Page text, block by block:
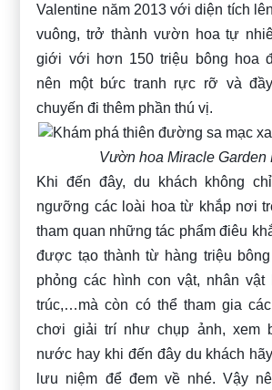
Valentine năm 2013 với diện tích
vuông, trở thành vườn hoa tự
giới với hơn 150 triệu bông hoa
nên một bức tranh rực rỡ và
chuyến đi thêm phần thú vị.
Vườn hoa Miracle Garden
Khi đến đây, du khách không
ngưỡng các loài hoa từ khắp nơi
tham quan những tác phẩm điêu
được tạo thành từ hàng triệu
phỏng các hình con vật, nhân vật
trúc,…mà còn có thể tham gia
chơi giải trí như chụp ảnh, xem
nước hay khi đến đây du khách
lưu niệm để đem về nhé. Vậy